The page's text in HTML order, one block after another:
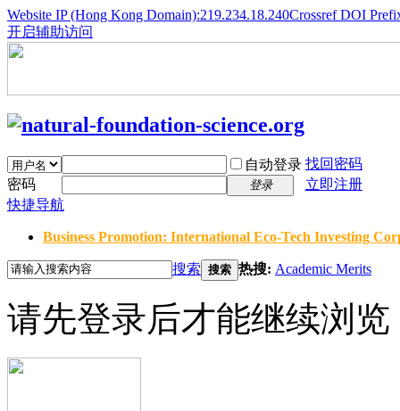
Website IP (Hong Kong Domain):219.234.18.240Crossref DOI
开启辅助访问
自动登录 找回密码
密码
登录
立即注册
快捷导航
Business Promotion: International Eco-Tech Investing
搜索 搜索 热搜: Academic Merits
请先登录后才能继续浏览